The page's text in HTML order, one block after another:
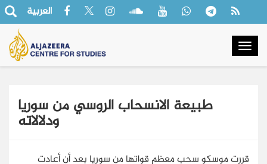
العربية
طبيعة الانسحاب الروسي من سوريا
ودلالاته
قررت موسكو سحب معظم قواتها من سوريا بعد أن أعادت